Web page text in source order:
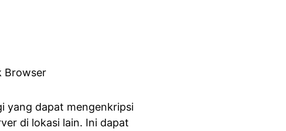
yang dapat mengenkripsi
di lokasi lain. Ini dapat